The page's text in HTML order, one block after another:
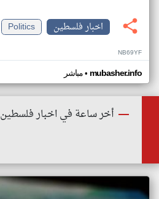
اخبار فلسطين
Politics
NB69YF
مباشر• mubasher.info
أخر ساعة في اخبار فلسطين